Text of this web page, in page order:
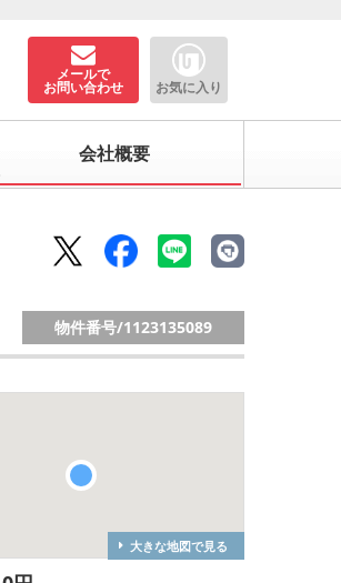
メールで
お問い合わせ お気に入り
会社概要
物件番号/1123135089
大きな地図で見る